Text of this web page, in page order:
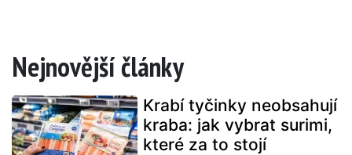
Nejnovější články
Krabí tyčinky neobsahují
kraba: jak vybrat surimi,
které za to stojí